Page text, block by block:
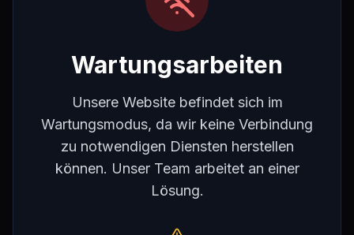
Wartungsarbeiten
Unsere Website befindet sich im
Wartungsmodus, da wir keine Verbindung
zu notwendigen Diensten herstellen
können. Unser Team arbeitet an einer
Lösung.